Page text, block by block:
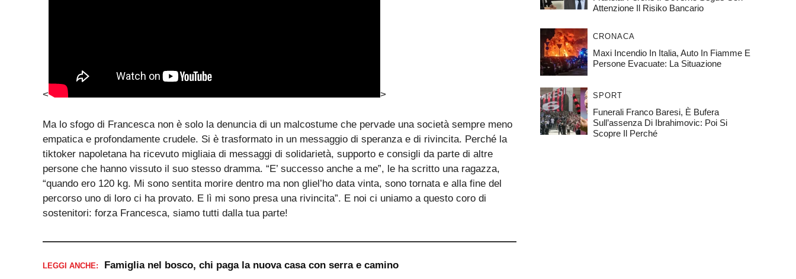
< >
Ma lo sfogo di Francesca non è solo la denuncia di un malcostume che pervade una società sempre meno
empatica e profondamente crudele. Si è trasformato in un messaggio di speranza e di rivincita. Perché la
tiktoker napoletana ha ricevuto migliaia di messaggi di solidarietà, supporto e consigli da parte di altre
persone che hanno vissuto il suo stesso dramma. “E’ successo anche a me”, le ha scritto una ragazza,
“quando ero 120 kg. Mi sono sentita morire dentro ma non gliel’ho data vinta, sono tornata e alla fine del
percorso uno di loro ci ha provato. E lì mi sono presa una rivincita”. E noi ci uniamo a questo coro di
sostenitori: forza Francesca, siamo tutti dalla tua parte!
LEGGI ANCHE: Famiglia nel bosco, chi paga la nuova casa con serra e camino
Attenzione Il Risiko Bancario
CRONACA
Maxi Incendio In Italia, Auto In Fiamme E
Persone Evacuate: La Situazione
SPORT
Funerali Franco Baresi, È Bufera
Sull’assenza Di Ibrahimovic: Poi Si
Scopre Il Perché